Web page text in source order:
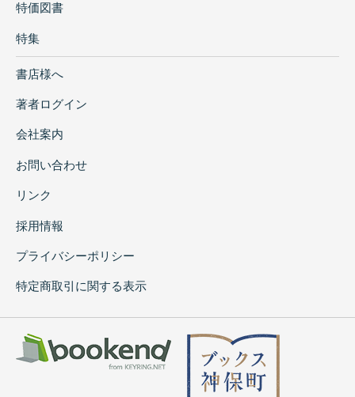
特価図書
特集
書店様へ
著者ログイン
会社案内
お問い合わせ
リンク
採用情報
プライバシーポリシー
特定商取引に関する表示